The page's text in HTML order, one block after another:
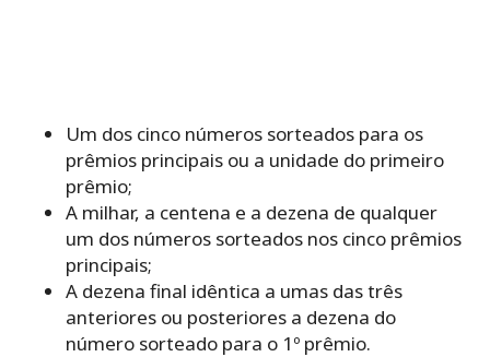
Um dos cinco números sorteados para os
prêmios principais ou a unidade do primeiro
prêmio;
A milhar, a centena e a dezena de qualquer
um dos números sorteados nos cinco prêmios
principais;
A dezena final idêntica a umas das três
anteriores ou posteriores a dezena do
número sorteado para o 1º prêmio.